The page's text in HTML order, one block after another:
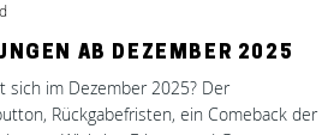
AB DEZEMBER 2025
sich im Dezember 2025? Der
Rückgabefristen, ein Comeback der